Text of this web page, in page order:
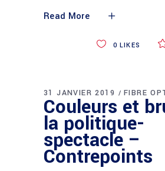
Read More
0 LIKES
31 JANVIER 2019 FIBRE
Couleurs et
la politique-
spectacle –
Contrepoints